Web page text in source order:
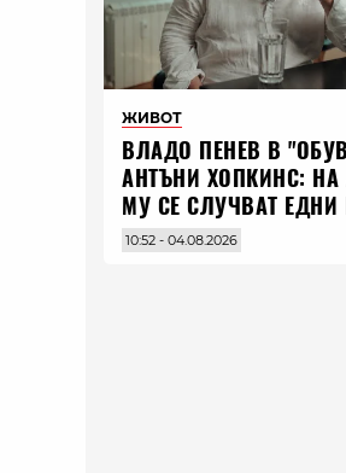
ЖИВОТ
ВЛАДO ПЕНЕВ В
АНТЪНИ ХОПКИНС: НА
МУ СЕ СЛУЧВАТ
НЕЩА ПО ЦЕЛИЯ СВЯТ
10:52 - 04.08.2026